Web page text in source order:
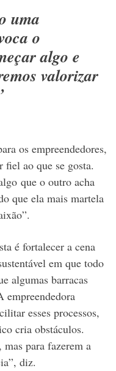
uma
o
algo e
valorizar
os empreendedores,
fiel ao que se gosta.
que o outro acha
que ela mais martela
é fortalecer a cena
em que todo
algumas barracas
empreendedora
esses processos,
cria obstáculos.
para fazerem a
diz.